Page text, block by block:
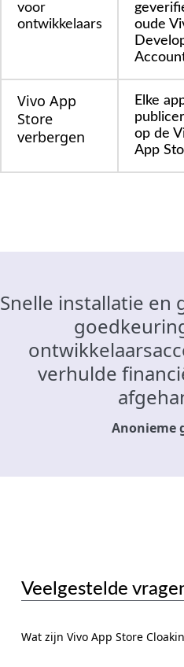
voor
ontwikkelaars
oude
Vivo App
Store
verbergen
Elke
op de
App
Snelle installatie en
verhulde
Anonieme
Veelgestelde
Wat zijn Vivo App Store